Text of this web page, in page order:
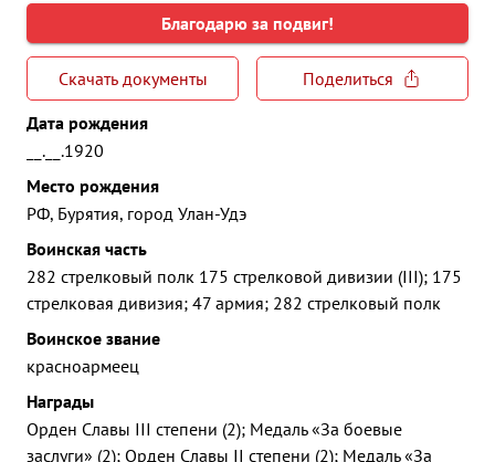
Благодарю за подвиг!
Скачать документы
Поделиться
Дата рождения
__.__.1920
Место рождения
РФ, Бурятия, город Улан-Удэ
Воинская часть
282 стрелковый полк 175 стрелковой дивизии (III); 175
стрелковая дивизия; 47 армия; 282 стрелковый полк
Воинское звание
красноармеец
Награды
Орден Славы III степени (2); Медаль «За боевые
заслуги» (2); Орден Славы II степени (2); Медаль «За